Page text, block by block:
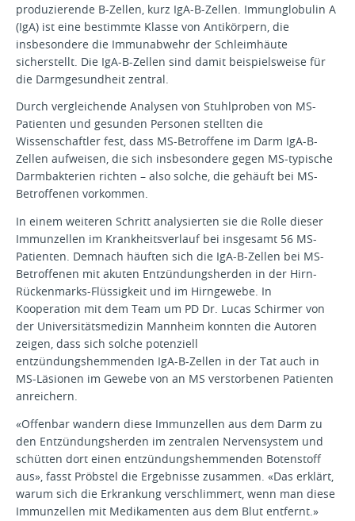
produzierende B-Zellen, kurz IgA-B-Zellen. Immunglobulin A
(IgA) ist eine bestimmte Klasse von Antikörpern, die
insbesondere die Immunabwehr der Schleimhäute
sicherstellt. Die IgA-B-Zellen sind damit beispielsweise für
die Darmgesundheit zentral.
Durch vergleichende Analysen von Stuhlproben von MS-
Patienten und gesunden Personen stellten die
Wissenschaftler fest, dass MS-Betroffene im Darm IgA-B-
Zellen aufweisen, die sich insbesondere gegen MS-typische
Darmbakterien richten – also solche, die gehäuft bei MS-
Betroffenen vorkommen.
In einem weiteren Schritt analysierten sie die Rolle dieser
Immunzellen im Krankheitsverlauf bei insgesamt 56 MS-
Patienten. Demnach häuften sich die IgA-B-Zellen bei MS-
Betroffenen mit akuten Entzündungsherden in der Hirn-
Rückenmarks-Flüssigkeit und im Hirngewebe. In
Kooperation mit dem Team um PD Dr. Lucas Schirmer von
der Universitätsmedizin Mannheim konnten die Autoren
zeigen, dass sich solche potenziell
entzündungshemmenden IgA-B-Zellen in der Tat auch in
MS-Läsionen im Gewebe von an MS verstorbenen Patienten
anreichern.
«Offenbar wandern diese Immunzellen aus dem Darm zu
den Entzündungsherden im zentralen Nervensystem und
schütten dort einen entzündungshemmenden Botenstoff
aus», fasst Pröbstel die Ergebnisse zusammen. «Das erklärt,
warum sich die Erkrankung verschlimmert, wenn man diese
Immunzellen mit Medikamenten aus dem Blut entfernt.»